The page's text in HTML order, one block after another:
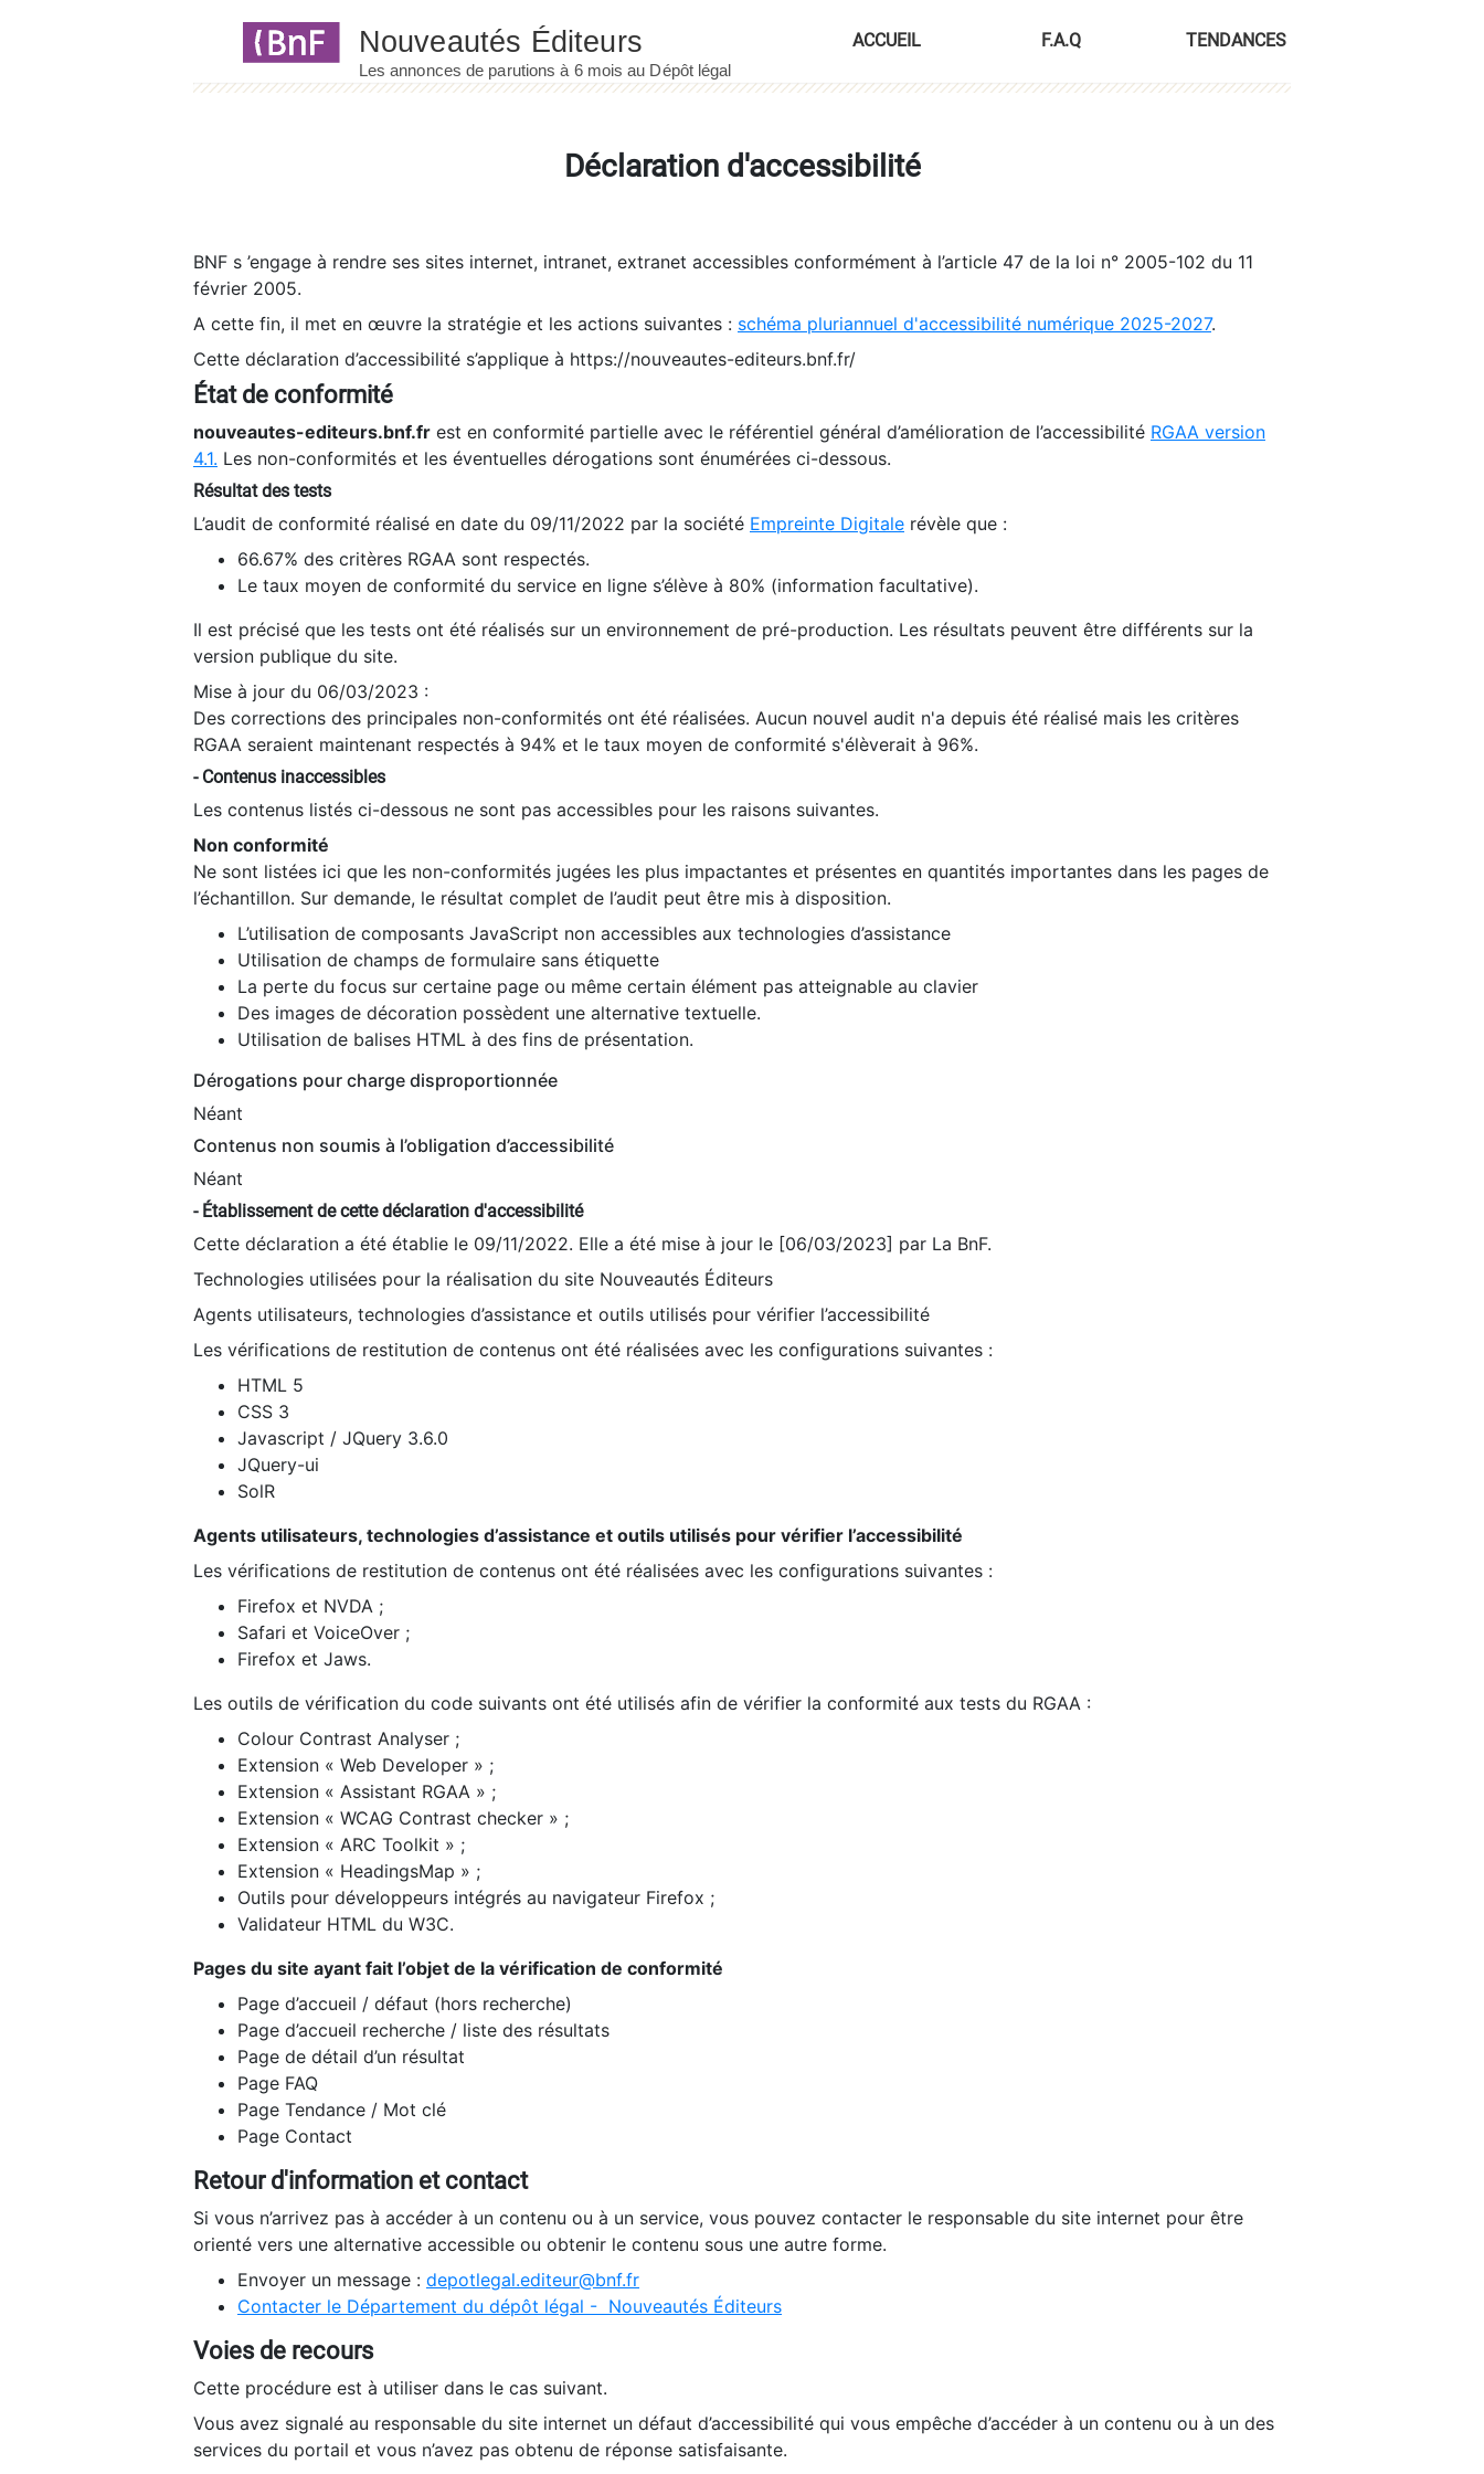
ACCUEIL F.A.Q TENDANCES
Déclaration d'accessibilité
BNF s ’engage à rendre ses sites internet, intranet, extranet accessibles conformément à l’article 47 de la loi n° 2005-102 du 11
février 2005.
A cette fin, il met en œuvre la stratégie et les actions suivantes : schéma pluriannuel d'accessibilité numérique 2025-2027.
Cette déclaration d’accessibilité s’applique à https://nouveautes-editeurs.bnf.fr/
État de conformité
nouveautes-editeurs.bnf.fr est en conformité partielle avec le référentiel général d’amélioration de l’accessibilité RGAA version
4.1. Les non-conformités et les éventuelles dérogations sont énumérées ci-dessous.
Résultat des tests
L’audit de conformité réalisé en date du 09/11/2022 par la société Empreinte Digitale révèle que :
66.67% des critères RGAA sont respectés.
Le taux moyen de conformité du service en ligne s’élève à 80% (information facultative).
Il est précisé que les tests ont été réalisés sur un environnement de pré-production. Les résultats peuvent être différents sur la
version publique du site.
Mise à jour du 06/03/2023 :
Des corrections des principales non-conformités ont été réalisées. Aucun nouvel audit n'a depuis été réalisé mais les critères
RGAA seraient maintenant respectés à 94% et le taux moyen de conformité s'élèverait à 96%.
- Contenus inaccessibles
Les contenus listés ci-dessous ne sont pas accessibles pour les raisons suivantes.
Non conformité
Ne sont listées ici que les non-conformités jugées les plus impactantes et présentes en quantités importantes dans les pages de
l’échantillon. Sur demande, le résultat complet de l’audit peut être mis à disposition.
L’utilisation de composants JavaScript non accessibles aux technologies d’assistance
Utilisation de champs de formulaire sans étiquette
La perte du focus sur certaine page ou même certain élément pas atteignable au clavier
Des images de décoration possèdent une alternative textuelle.
Utilisation de balises HTML à des fins de présentation.
Dérogations pour charge disproportionnée
Néant
Contenus non soumis à l’obligation d’accessibilité
Néant
- Établissement de cette déclaration d'accessibilité
Cette déclaration a été établie le 09/11/2022. Elle a été mise à jour le [06/03/2023] par La BnF.
Technologies utilisées pour la réalisation du site Nouveautés Éditeurs
Agents utilisateurs, technologies d’assistance et outils utilisés pour vérifier l’accessibilité
Les vérifications de restitution de contenus ont été réalisées avec les configurations suivantes :
HTML 5
CSS 3
Javascript / JQuery 3.6.0
JQuery-ui
SolR
Agents utilisateurs, technologies d’assistance et outils utilisés pour vérifier l’accessibilité
Les vérifications de restitution de contenus ont été réalisées avec les configurations suivantes :
Firefox et NVDA ;
Safari et VoiceOver ;
Firefox et Jaws.
Les outils de vérification du code suivants ont été utilisés afin de vérifier la conformité aux tests du RGAA :
Colour Contrast Analyser ;
Extension « Web Developer » ;
Extension « Assistant RGAA » ;
Extension « WCAG Contrast checker » ;
Extension « ARC Toolkit » ;
Extension « HeadingsMap » ;
Outils pour développeurs intégrés au navigateur Firefox ;
Validateur HTML du W3C.
Pages du site ayant fait l’objet de la vérification de conformité
Page d’accueil / défaut (hors recherche)
Page d’accueil recherche / liste des résultats
Page de détail d’un résultat
Page FAQ
Page Tendance / Mot clé
Page Contact
Retour d'information et contact
Si vous n’arrivez pas à accéder à un contenu ou à un service, vous pouvez contacter le responsable du site internet pour être
orienté vers une alternative accessible ou obtenir le contenu sous une autre forme.
Envoyer un message : depotlegal.editeur@bnf.fr
Contacter le Département du dépôt légal - Nouveautés Éditeurs
Voies de recours
Cette procédure est à utiliser dans le cas suivant.
Vous avez signalé au responsable du site internet un défaut d’accessibilité qui vous empêche d’accéder à un contenu ou à un des
services du portail et vous n’avez pas obtenu de réponse satisfaisante.